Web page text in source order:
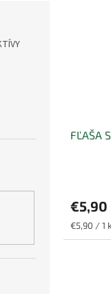
FĽAŠA
€5,90
€5,90 / 1